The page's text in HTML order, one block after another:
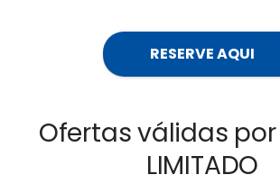
RESERVE AQUI
Ofertas válidas
LIMITADO